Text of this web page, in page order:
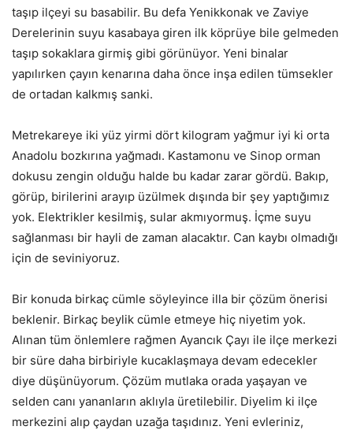
taşıp ilçeyi su basabilir. Bu defa Yenikkonak ve Zaviye
Derelerinin suyu kasabaya giren ilk köprüye bile gelmeden
taşıp sokaklara girmiş gibi görünüyor. Yeni binalar
yapılırken çayın kenarına daha önce inşa edilen tümsekler
de ortadan kalkmış sanki.
Metrekareye iki yüz yirmi dört kilogram yağmur iyi ki orta
Anadolu bozkırına yağmadı. Kastamonu ve Sinop orman
dokusu zengin olduğu halde bu kadar zarar gördü. Bakıp,
görüp, birilerini arayıp üzülmek dışında bir şey yaptığımız
yok. Elektrikler kesilmiş, sular akmıyormuş. İçme suyu
sağlanması bir hayli de zaman alacaktır. Can kaybı olmadığı
için de seviniyoruz.
Bir konuda birkaç cümle söyleyince illa bir çözüm önerisi
beklenir. Birkaç beylik cümle etmeye hiç niyetim yok.
Alınan tüm önlemlere rağmen Ayancık Çayı ile ilçe merkezi
bir süre daha birbiriyle kucaklaşmaya devam edecekler
diye düşünüyorum. Çözüm mutlaka orada yaşayan ve
selden canı yananların aklıyla üretilebilir. Diyelim ki ilçe
merkezini alıp çaydan uzağa taşıdınız. Yeni evleriniz,